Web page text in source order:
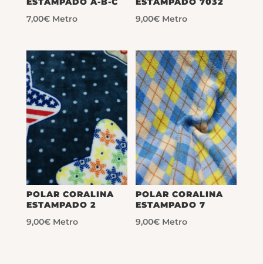
7,00€ Metro
9,00€ Metro
POLAR CORALINA
ESTAMPADO 2
9,00€ Metro
POLAR CORALINA
ESTAMPADO 7
9,00€ Metro